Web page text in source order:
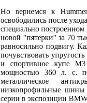
Но вернемся к
освободились после
специально построенном
новой "пятерки" за 70
равносильно подвигу.
почувствовать
и спортивное купе
мощностью 360 л. с.
металлическое
низкопрофильные
серии в экспозиции